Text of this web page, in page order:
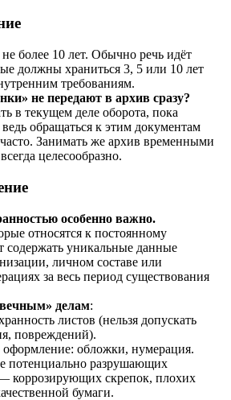
не более 10 лет. Обычно речь идёт
должны храниться 3, 5 или 10 лет
требованиям.
не передают в архив сразу?
в текущем деле оборота, пока
ведь обращаться к этим документам
Занимать же архив временными
целесообразно.
особенно важно.
относятся к постоянному
содержать уникальные данные
личном составе или
за весь период существования
делам:
листов (нельзя допускать
повреждений).
оформление: обложки, нумерация.
потенциально разрушающих
коррозирующих скрепок, плохих
бумаги.